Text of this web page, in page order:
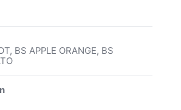
BS APPLE ORANGE, BS